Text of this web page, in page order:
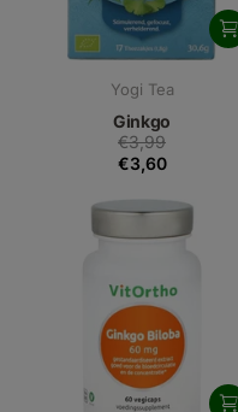
Yogi Tea
Ginkgo
€3,99
€3,60